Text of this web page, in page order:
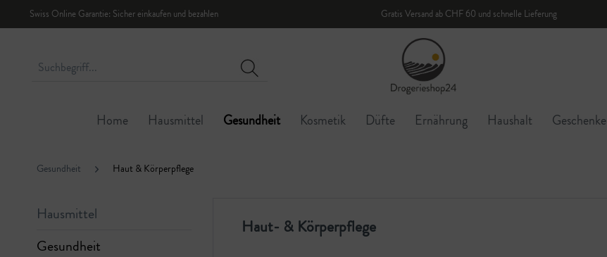
Swiss Online Garantie: Sicher einkaufen und bezahlen Gratis Versand ab CHF 60 und schnelle Lieferung
Home Hausmittel Gesundheit Kosmetik Düfte Ernährung Haushalt Geschenke
Gesundheit Haut & Körperpflege
Hausmittel
Gesundheit
Haut- & Körperpflege